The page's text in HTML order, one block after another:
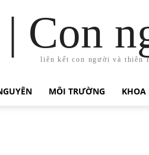
Con
liên kết con người và thiên
MÔI TRƯỜNG KHOA